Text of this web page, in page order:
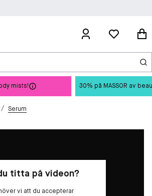
mists! 30% på MASSOR av
/ Serum
titta på videon?
vi att du accepterar